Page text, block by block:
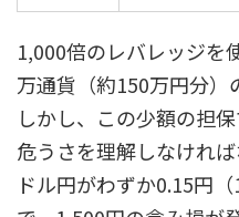
1,000倍のレバレッジを
万通貨（約150万円分）
しかし、この少額の担
危うさを理解しなければ
ドル円がわずか0.15円